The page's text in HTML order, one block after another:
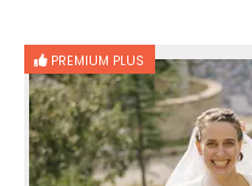
PREMIUM PLUS